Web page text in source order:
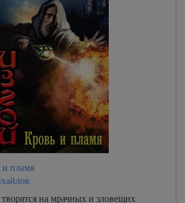
пламя
на мрачных и зловещих